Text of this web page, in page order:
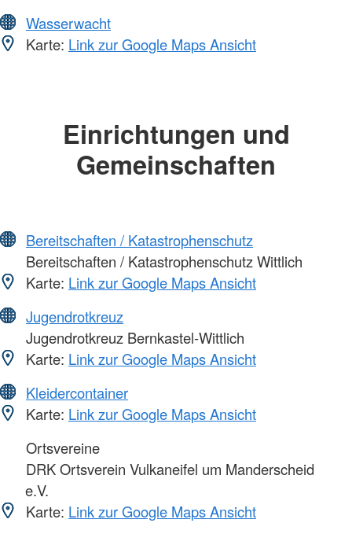
Wasserwacht
Karte: Link zur Google Maps Ansicht
Einrichtungen und
Gemeinschaften
Bereitschaften / Katastrophenschutz
Bereitschaften / Katastrophenschutz Wittlich
Karte: Link zur Google Maps Ansicht
Jugendrotkreuz
Jugendrotkreuz Bernkastel-Wittlich
Karte: Link zur Google Maps Ansicht
Kleidercontainer
Karte: Link zur Google Maps Ansicht
Ortsvereine
DRK Ortsverein Vulkaneifel um Manderscheid
e.V.
Karte: Link zur Google Maps Ansicht